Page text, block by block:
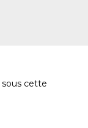
sous cette